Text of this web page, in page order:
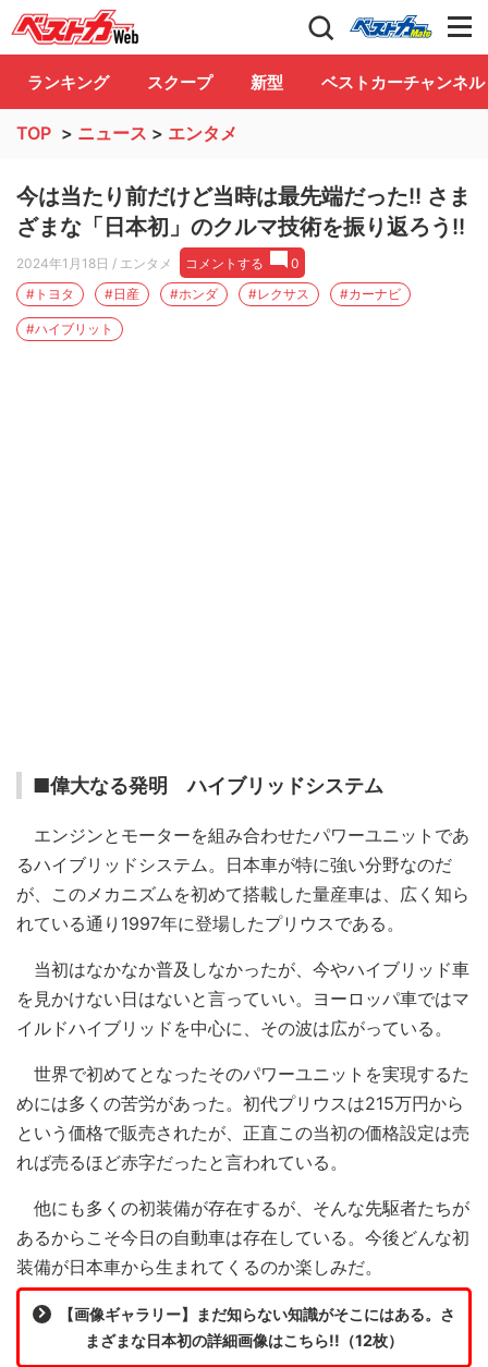
自動車情報誌「ベストカー」 Club
ランキング スクープ 新型 ベストカーチャンネル
TOP > ニュース > エンタメ
今は当たり前だけど当時は最先端だった!! さま
ざまな「日本初」のクルマ技術を振り返ろう!!
2024年1月18日 / エンタメ コメントする
0
#トヨタ
#日産 #ホンダ #レクサス #カーナビ
#ハイブリット
■偉大なる発明 ハイブリッドシステム
エンジンとモーターを組み合わせたパワーユニットであ
るハイブリッドシステム。日本車が特に強い分野なのだ
が、このメカニズムを初めて搭載した量産車は、広く知ら
れている通り1997年に登場したプリウスである。
当初はなかなか普及しなかったが、今やハイブリッド車
を見かけない日はないと言っていい。ヨーロッパ車ではマ
イルドハイブリッドを中心に、その波は広がっている。
世界で初めてとなったそのパワーユニットを実現するた
めには多くの苦労があった。初代プリウスは215万円から
という価格で販売されたが、正直この当初の価格設定は売
れば売るほど赤字だったと言われている。
他にも多くの初装備が存在するが、そんな先駆者たちが
あるからこそ今日の自動車は存在している。今後どんな初
装備が日本車から生まれてくるのか楽しみだ。
【画像ギャラリー】まだ知らない知識がそこにはある。さ
まざまな日本初の詳細画像はこちら!!（12枚）